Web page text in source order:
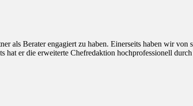
als Berater engagiert zu haben. Einerseits haben wir von
er die erweiterte Chefredaktion hochprofessionell durch